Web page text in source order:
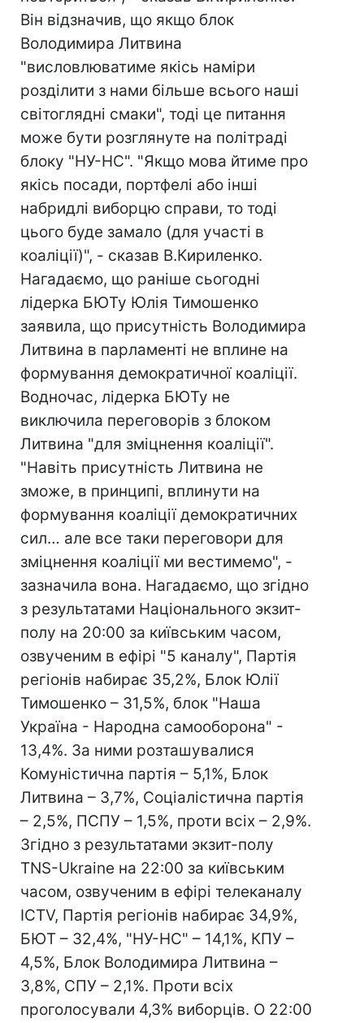
Він відзначив, що якщо блок
Володимира Литвина
"висловлюватиме якісь наміри
розділити з нами більше всього наші
світоглядні смаки", тоді це питання
може бути розглянуте на політраді
блоку "НУ-НС". "Якщо мова йтиме про
якісь посади, портфелі або інші
набридлі виборцю справи, то тоді
цього буде замало (для участі в
коаліції)", - сказав В.Кириленко.
Нагадаємо, що раніше сьогодні
лідерка БЮТу Юлія Тимошенко
заявила, що присутність Володимира
Литвина в парламенті не вплине на
формування демократичної коаліції.
Водночас, лідерка БЮТу не
виключила переговорів з блоком
Литвина "для зміцнення коаліції".
"Навіть присутність Литвина не
зможе, в принципі, вплинути на
формування коаліції демократичних
сил… але все таки переговори для
зміцнення коаліції ми вестимемо", -
зазначила вона. Нагадаємо, що згідно
з результатами Національного экзит-
полу на 20:00 за київським часом,
озвученим в ефірі "5 каналу", Партія
регіонів набирає 35,2%, Блок Юлії
Тимошенко – 31,5%, блок "Наша
Україна - Народна самооборона" -
13,4%. За ними розташувалися
Комуністична партія – 5,1%, Блок
Литвина – 3,7%, Соціалістична партія
– 2,5%, ПСПУ – 1,5%, проти всіх – 2,9%.
Згідно з результатами экзит-полу
TNS-Ukraine на 22:00 за київським
часом, озвученим в ефірі телеканалу
ICTV, Партія регіонів набирає 34,9%,
БЮТ – 32,4%, "НУ-НС" – 14,1%, КПУ –
4,5%, Блок Володимира Литвина –
3,8%, СПУ – 2,1%. Проти всіх
проголосували 4,3% виборців. О 22:00